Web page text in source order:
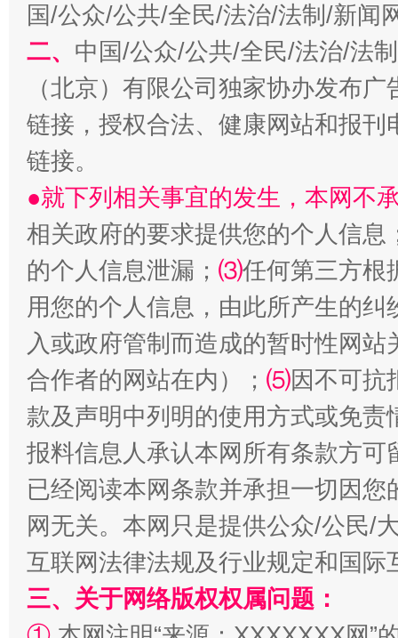
生
揭批美国五大"原罪" "炒
解纷+调解+退费，一次搞定
国/公众/公共/全民/法治/法制/新闻
二、 中国/公众/公共/全民/法治/法
（北京）有限公司独家协办发布
链接，授权合法、健康网站和报
链接。
●就下列相关事宜的发生，本网不
相关政府的要求提供您的个人信息
的个人信息泄漏； ⑶任何第三方根
用您的个人信息，由此所产生的纠
入或政府管制而造成的暂时性网
合作者的网站在内）； ⑸因不可抗
款及声明中列明的使用方式或免责
报料信息人承认本网所有条款方
已经阅读本网条款并承担一切因
网无关。本网只是提供公众/公民/
互联网法律法规及行业规定和国
三、关于网络版权权属问题：